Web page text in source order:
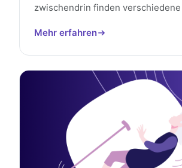
zwischendrin finden verschiedene
Mehr erfahren